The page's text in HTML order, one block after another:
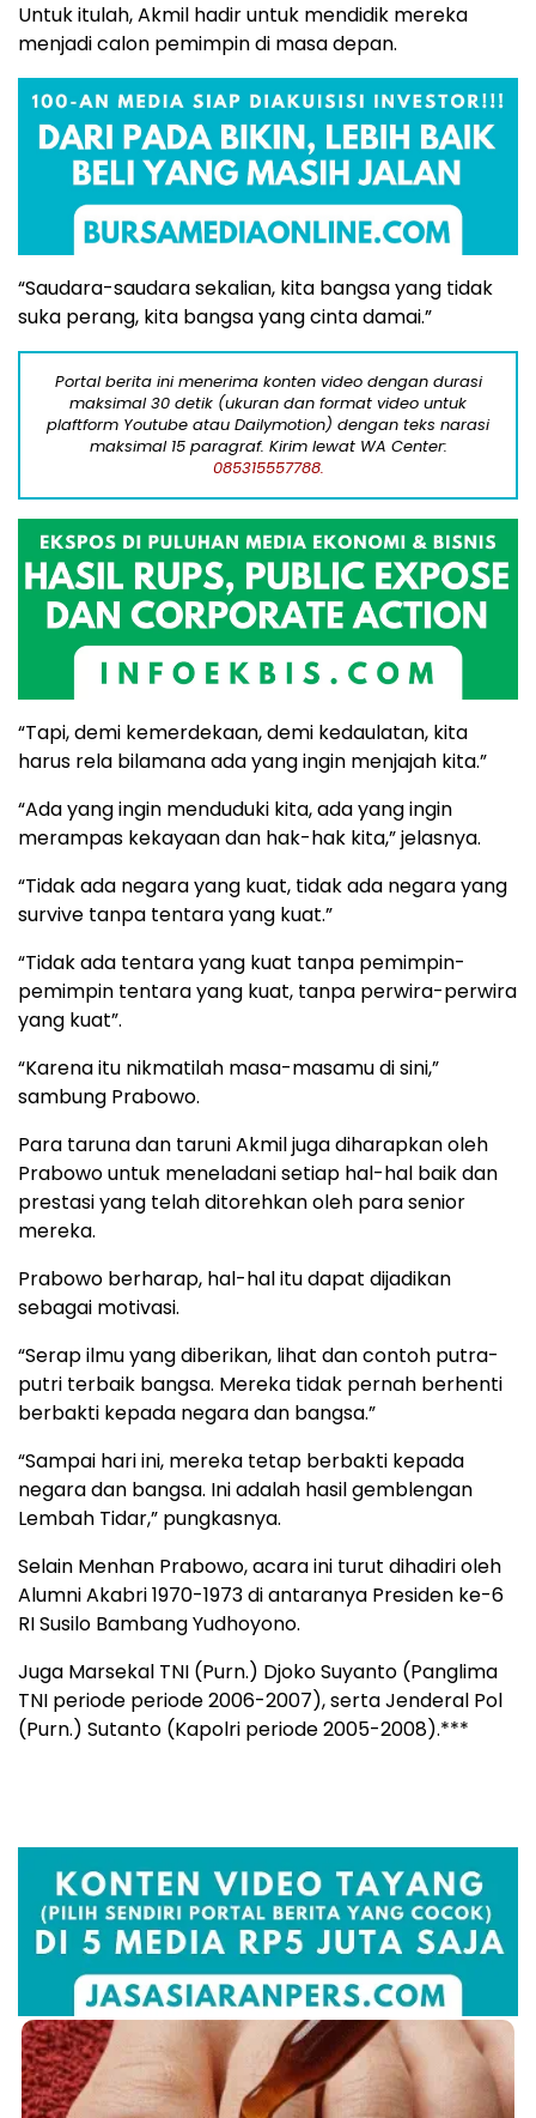
Untuk itulah, Akmil hadir untuk mendidik mereka
menjadi calon pemimpin di masa depan.
“Saudara-saudara sekalian, kita bangsa yang tidak
suka perang, kita bangsa yang cinta damai.”
Portal berita ini menerima konten video dengan durasi
maksimal 30 detik (ukuran dan format video untuk
plaftform Youtube atau Dailymotion) dengan teks narasi
maksimal 15 paragraf. Kirim lewat WA Center:
085315557788.
“Tapi, demi kemerdekaan, demi kedaulatan, kita
harus rela bilamana ada yang ingin menjajah kita.”
“Ada yang ingin menduduki kita, ada yang ingin
merampas kekayaan dan hak-hak kita,” jelasnya.
“Tidak ada negara yang kuat, tidak ada negara yang
survive tanpa tentara yang kuat.”
“Tidak ada tentara yang kuat tanpa pemimpin-
pemimpin tentara yang kuat, tanpa perwira-perwira
yang kuat”.
“Karena itu nikmatilah masa-masamu di sini,”
sambung Prabowo.
Para taruna dan taruni Akmil juga diharapkan oleh
Prabowo untuk meneladani setiap hal-hal baik dan
prestasi yang telah ditorehkan oleh para senior
mereka.
Prabowo berharap, hal-hal itu dapat dijadikan
sebagai motivasi.
“Serap ilmu yang diberikan, lihat dan contoh putra-
putri terbaik bangsa. Mereka tidak pernah berhenti
berbakti kepada negara dan bangsa.”
“Sampai hari ini, mereka tetap berbakti kepada
negara dan bangsa. Ini adalah hasil gemblengan
Lembah Tidar,” pungkasnya.
Selain Menhan Prabowo, acara ini turut dihadiri oleh
Alumni Akabri 1970-1973 di antaranya Presiden ke-6
RI Susilo Bambang Yudhoyono.
Juga Marsekal TNI (Purn.) Djoko Suyanto (Panglima
TNI periode periode 2006-2007), serta Jenderal Pol
(Purn.) Sutanto (Kapolri periode 2005-2008).***